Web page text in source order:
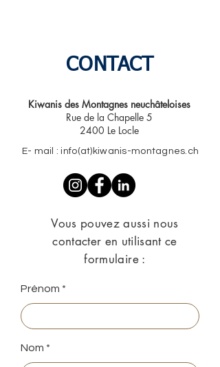
CONTACT
Kiwanis des Montagnes neuchâteloises​
Rue de la Chapelle 5
2400 Le Locle
E- mail : info(at)kiwanis-montagnes.ch
Vous pouvez aussi nous
contacter en utilisant ce
formulaire :
Prénom
Nom